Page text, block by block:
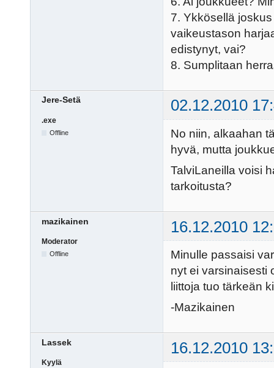
7. Ykkösellä
vaikeustason
edistynyt, vai?
8. Sumplitaan
Jere-Setä 02.12.2010
.exe
Offline
No niin, alkaahan
hyvä, mutta
TalviLaneilla voisi
tarkoitusta?
mazikainen 16.12.2010
Moderator
Offline
Minulle passaisi
nyt ei varsinaisesti
liittoja tuo tärkeän
-Mazikainen
Lassek 16.12.2010
Kyylä